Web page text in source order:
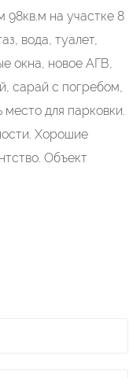
на участке 8
вода, туалет,
окна, новое АГВ,
сарай с погребом,
для парковки.
Хорошие
Объект